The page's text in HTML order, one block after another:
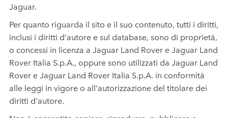
Jaguar.
Per quanto riguarda il sito e il suo contenuto, tutti i diritti,
inclusi i diritti d'autore e sul database, sono di proprietà,
o concessi in licenza a Jaguar Land Rover e Jaguar Land
Rover Italia S.p.A., oppure sono utilizzati da Jaguar Land
Rover e Jaguar Land Rover Italia S.p.A. in conformità
alle leggi in vigore o all'autorizzazione del titolare dei
diritti d'autore.